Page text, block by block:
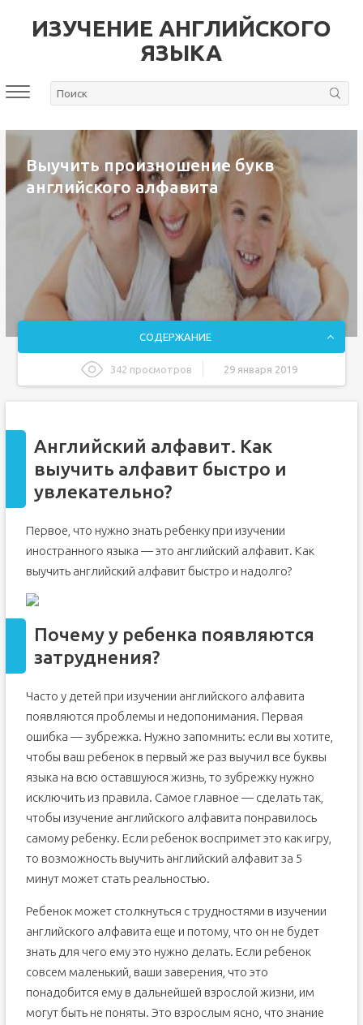
ИЗУЧЕНИЕ АНГЛИЙСКОГО
ЯЗЫКА
Выучить произношение букв
английского алфавита
СОДЕРЖАНИЕ
342 просмотров 29 января 2019
Буквы английского языка и произношение
Учим английский алфавит при помощи прописей
Учим иностранный алфавит и поем песенки
Английский алфавит: таблица с транскрипцией и
русским произношением
Таблица и упражнения по английскому алфавиту с
транскрипцией и русским произношением
Игры на запоминание английского алфавита
Интересные факты
Я выучил алфавит, что учить дальше?
Английский алфавит. Как
выучить алфавит быстро и
увлекательно?
Первое, что нужно знать ребенку при изучении
иностранного языка — это английский алфавит. Как
выучить английский алфавит быстро и надолго?
Почему у ребенка появляются
затруднения?
Часто у детей при изучении английского алфавита
появляются проблемы и недопонимания. Первая
ошибка — зубрежка. Нужно запомнить: если вы хотите,
чтобы ваш ребенок в первый же раз выучил все буквы
языка на всю оставшуюся жизнь, то зубрежку нужно
исключить из правила. Самое главное — сделать так,
чтобы изучение английского алфавита понравилось
самому ребенку. Если ребенок воспримет это как игру,
то возможность выучить английский алфавит за 5
минут может стать реальностью.
Ребенок может столкнуться с трудностями в изучении
английского алфавита еще и потому, что он не будет
знать для чего ему это нужно делать. Если ребенок
совсем маленький, ваши заверения, что это
понадобится ему в дальнейшей взрослой жизни, им
могут быть не поняты. Это взрослым ясно, что знание